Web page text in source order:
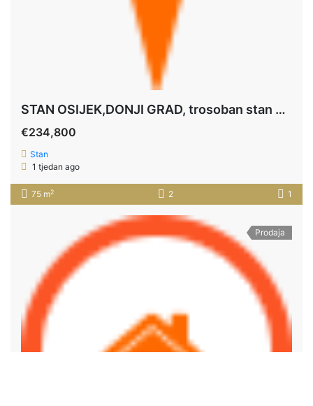
STAN OSIJEK,DONJI GRAD, trosoban stan u izgradnji 74,97 m2 ***PRIZEMLJE+VRT 120 m2+PARKING
€234,800
Stan
1 tjedan ago
75 m2 2 1
Prodaja